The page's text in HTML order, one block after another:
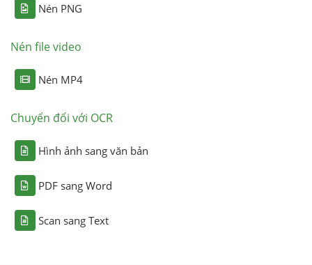
Nén PNG
Nén file video
Nén MP4
Chuyển đổi với OCR
Hình ảnh sang văn bản
PDF sang Word
Scan sang Text